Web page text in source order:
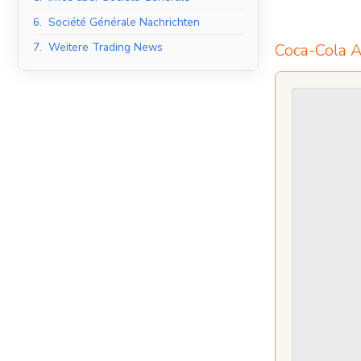
6. Société Générale Nachrichten
7. Weitere Trading News Coca-Cola